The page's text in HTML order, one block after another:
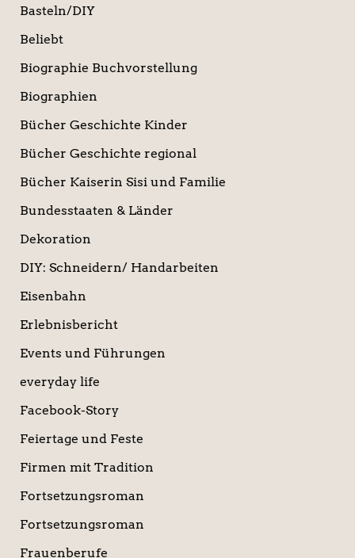
Basteln/DIY
Beliebt
Biographie Buchvorstellung
Biographien
Bücher Geschichte Kinder
Bücher Geschichte regional
Bücher Kaiserin Sisi und Familie
Bundesstaaten & Länder
Dekoration
DIY: Schneidern/ Handarbeiten
Eisenbahn
Erlebnisbericht
Events und Führungen
everyday life
Facebook-Story
Feiertage und Feste
Firmen mit Tradition
Fortsetzungsroman
Fortsetzungsroman
Frauenberufe